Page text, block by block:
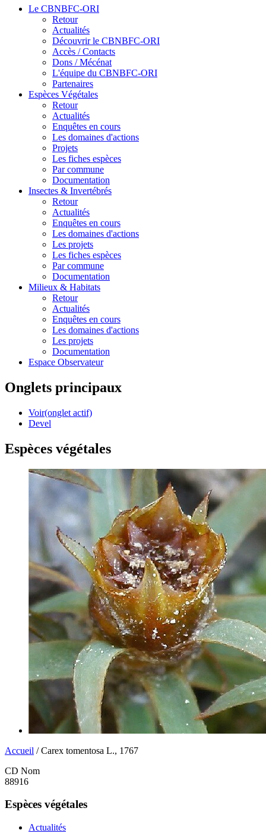
Le CBNBFC-ORI
Retour
Actualités
Découvrir le CBNBFC-ORI
Accès / Contacts
Dons / Mécénat
L'équipe du CBNBFC-ORI
Partenaires
Espèces Végétales
Retour
Actualités
Enquêtes en cours
Les domaines d'actions
Projets
Les fiches espèces
Par commune
Documentation
Insectes & Invertébrés
Retour
Actualités
Enquêtes en cours
Les domaines d'actions
Les projets
Les fiches espèces
Par commune
Documentation
Milieux & Habitats
Retour
Actualités
Enquêtes en cours
Les domaines d'actions
Les projets
Documentation
Espace Observateur
Onglets principaux
Voir(onglet actif)
Devel
Espèces végétales
Accueil / Carex tomentosa L., 1767
CD Nom
88916
Espèces végétales
Actualités